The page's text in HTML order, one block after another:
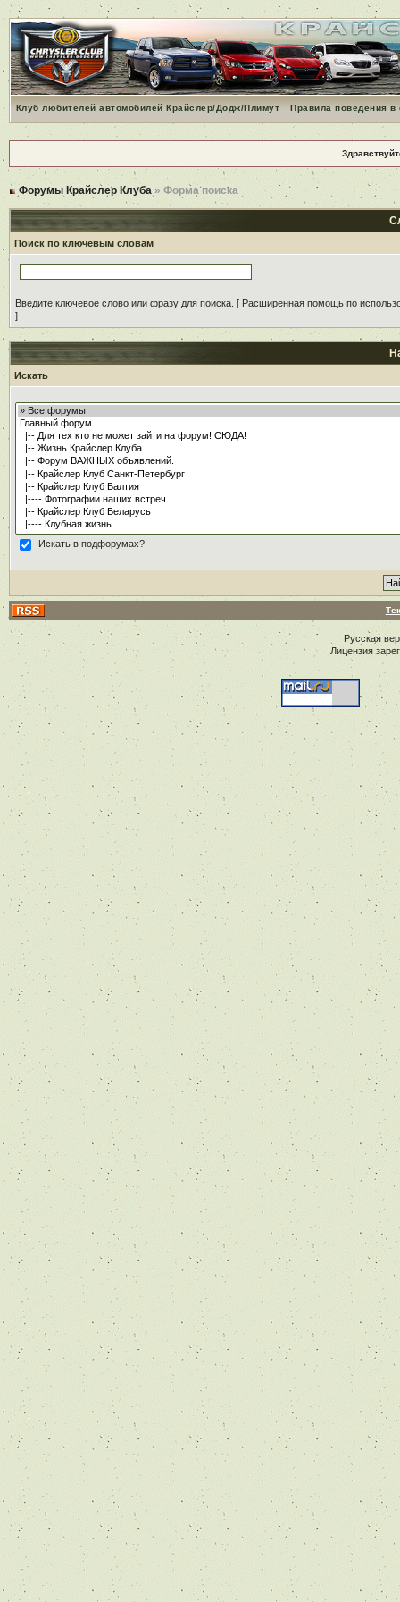
Клуб любителей автомобилей Крайслер/Додж/Плимут Правила поведения
Форумы Крайслер Клуба » Форма поиска
Поиск по ключевым словам
Введите ключевое слово или фразу для поиска. [ Расширенная помощь по
]
Искать
Искать в подфорумах?
Русская
Лицензия